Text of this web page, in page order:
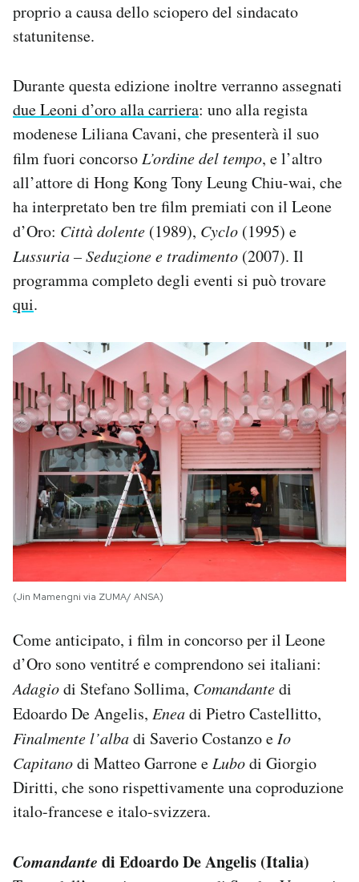
proprio a causa dello sciopero del sindacato
statunitense.
Durante questa edizione inoltre verranno assegnati
due Leoni d’oro alla carriera: uno alla regista
modenese Liliana Cavani, che presenterà il suo
film fuori concorsoL’ordine del tempo, e l’altro
all’attore di Hong Kong Tony Leung Chiu-wai, che
ha interpretato ben tre film premiati con il Leone
d’Oro: Città dolente (1989), Cyclo (1995) e
Lussuria – Seduzione e tradimento (2007). Il
programma completo degli eventi si può trovare
qui.
(Jin Mamengni via ZUMA/ ANSA)
Come anticipato, i film in concorso per il Leone
d’Oro sono ventitré e comprendono sei italiani:
Adagiodi Stefano Sollima, Comandantedi
Edoardo De Angelis, Eneadi Pietro Castellitto,
Finalmente l’albadi Saverio Costanzo e Io
Capitanodi Matteo Garrone e Lubodi Giorgio
Diritti, che sono rispettivamente una coproduzione
italo-francese e italo-svizzera.
Comandante di Edoardo De Angelis (Italia)